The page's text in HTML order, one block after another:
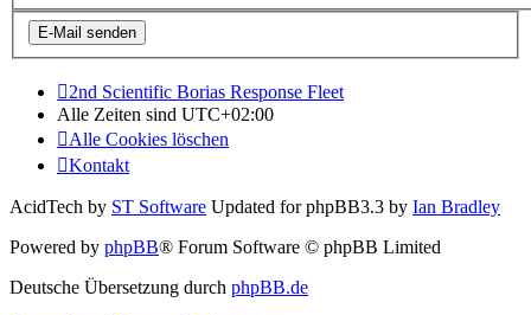
2nd Scientific Borias Response Fleet
Alle Zeiten sind UTC+02:00
Alle Cookies löschen
Kontakt
AcidTech by ST Software Updated for phpBB3.3 by Ian Bradley
Powered by phpBB® Forum Software © phpBB Limited
Deutsche Übersetzung durch phpBB.de